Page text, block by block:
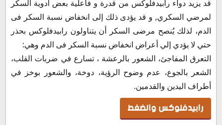
قد يزيد دواء رابيدفلوكس من قدرة و فاعلية بعض أدوية السكر
لمرضي السكري, و قد يؤدى ذلك إلى انخفاض نسبة السكر فى
الدم، لذلك يُنصح مرضى السكر أن يتناولون رابيدفلوكس بحذر
حتي لا يؤدي إلي أعراض انخفاض نسبة السكر فى الدم وهي:
التعرق المفاجئ، الشعور بالرعشة ، تسارع في ضربات القلب،
الشعر بالجوع، عدم وضوح الرؤية، دوخة، والشعور بوخز في
أطراف اليدين والقدمين.
رابيدفلوكس والضغط